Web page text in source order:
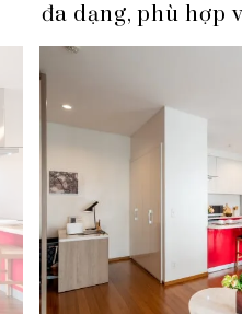
đa dạng, phù hợp